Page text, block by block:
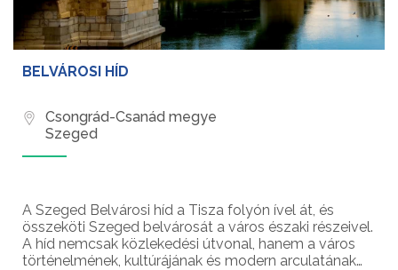
BELVÁROSI HÍD
Csongrád-Csanád megye
Szeged
A Szeged Belvárosi híd a Tisza folyón ível át, és
összeköti Szeged belvárosát a város északi részeivel.
A híd nemcsak közlekedési útvonal, hanem a város
történelmének, kultúrájának és modern arculatának